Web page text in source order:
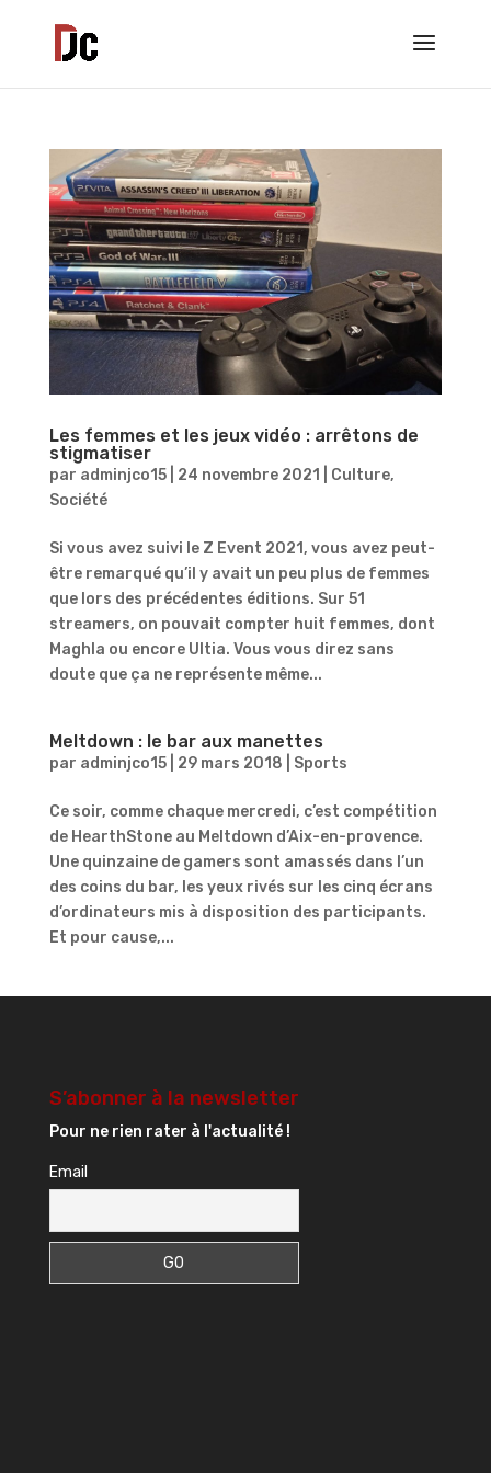
Les femmes et les jeux vidéo : arrêtons de
stigmatiser
par adminjco15| 24 novembre 2021 Culture,
Société
Si vous avez suivi le Z Event 2021, vous avez peut-
être remarqué qu’il y avait un peu plus de femmes
que lors des précédentes éditions. Sur 51
streamers, on pouvait compter huit femmes, dont
Maghla ou encore Ultia. Vous vous direz sans
doute que ça ne représente même...
Meltdown : le bar aux manettes
par adminjco15| 29 mars 2018 Sports
Ce soir, comme chaque mercredi, c’est compétition
de HearthStone au Meltdown d’Aix-en-provence.
Une quinzaine de gamers sont amassés dans l’un
des coins du bar, les yeux rivés sur les cinq écrans
d’ordinateurs mis à disposition des participants.
Et pour cause,...
S’abonner à la newsletter
Pour ne rien rater à l'actualité !
Email